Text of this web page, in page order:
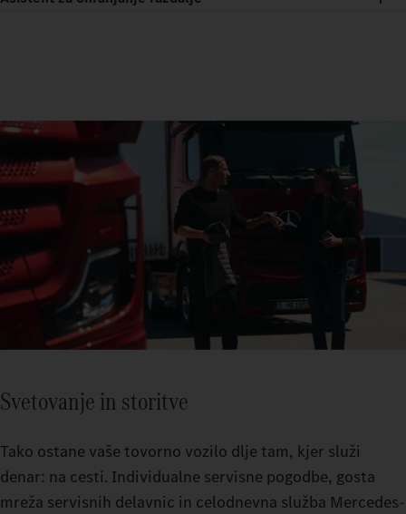
Svetovanje in storitve
Tako ostane vaše tovorno vozilo dlje tam, kjer služi
denar: na cesti. Individualne servisne pogodbe, gosta
mreža servisnih delavnic in celodnevna služba Mercedes-